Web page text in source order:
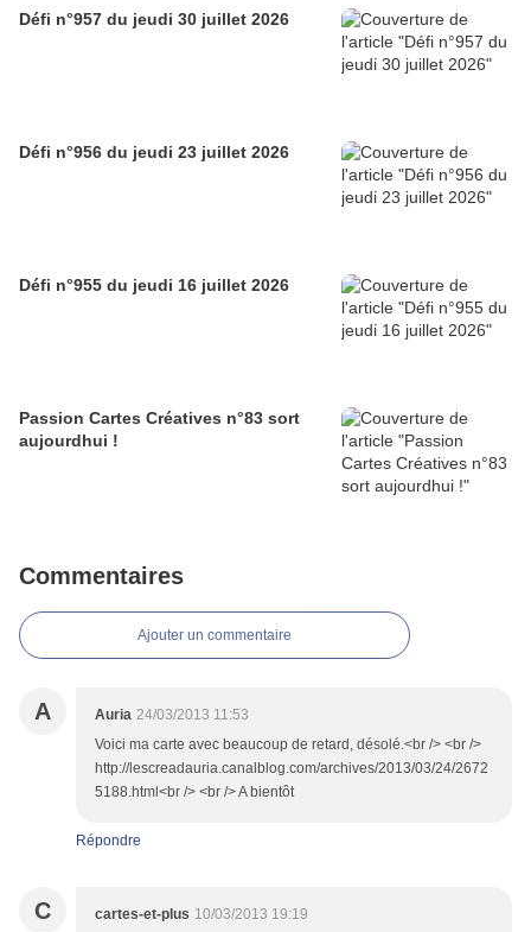
Défi n°957 du jeudi 30 juillet 2026
Défi n°956 du jeudi 23 juillet 2026
Défi n°955 du jeudi 16 juillet 2026
Passion Cartes Créatives n°83 sort
aujourdhui !
Commentaires
Ajouter un commentaire
A Auria 24/03/2013 11:53
Voici ma carte avec beaucoup de retard, désolé.<br /> <br />
http://lescreadauria.canalblog.com/archives/2013/03/24/2672
5188.html<br /> <br /> A bientôt
Répondre
C cartes-et-plus 10/03/2013 19:19